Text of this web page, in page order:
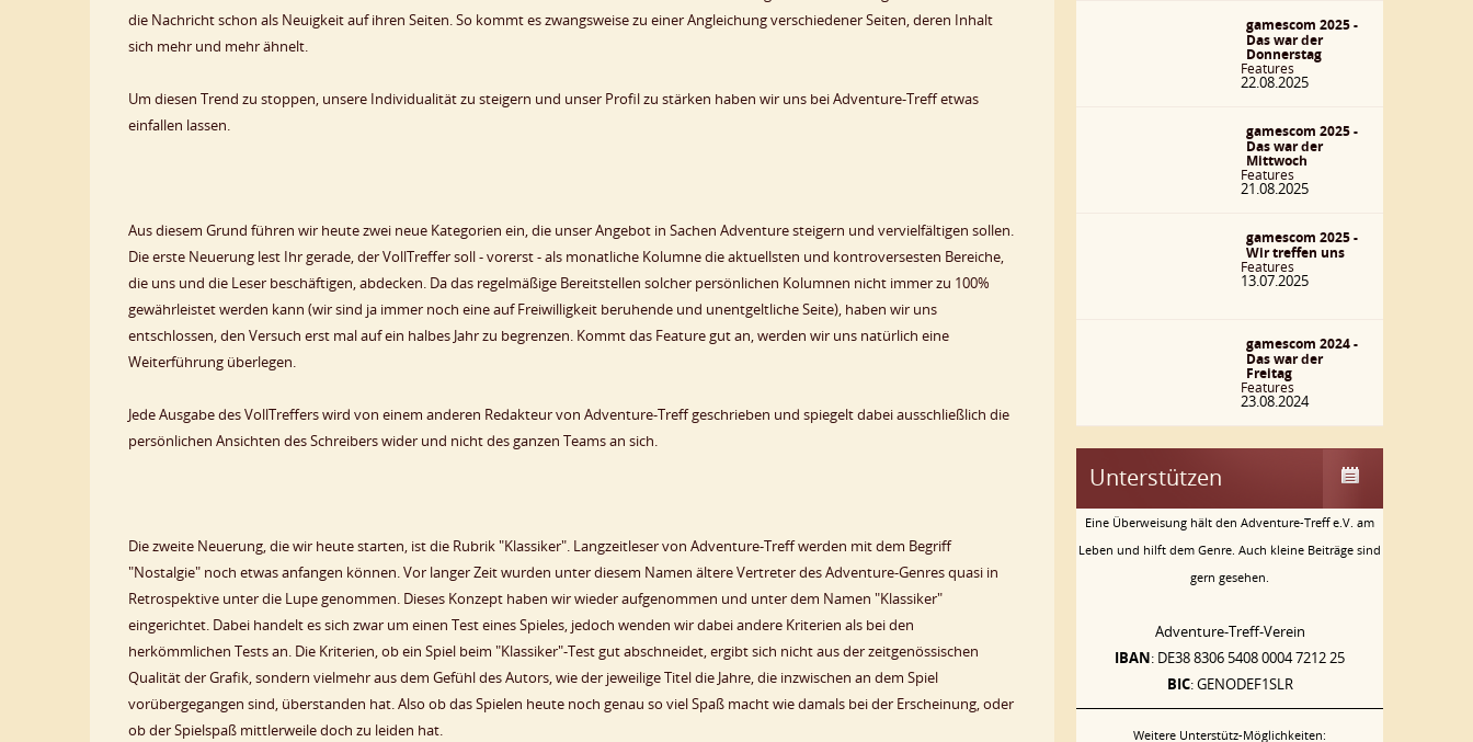
die Nachricht schon als Neuigkeit auf ihren Seiten. So kommt es zwangsweise zu einer Angleichung verschiedener Seiten, deren Inhalt
sich mehr und mehr ähnelt.
Um diesen Trend zu stoppen, unsere Individualität zu steigern und unser Profil zu stärken haben wir uns bei Adventure-Treff etwas
einfallen lassen.
Aus diesem Grund führen wir heute zwei neue Kategorien ein, die unser Angebot in Sachen Adventure steigern und vervielfältigen sollen.
Die erste Neuerung lest Ihr gerade, der VollTreffer soll - vorerst - als monatliche Kolumne die aktuellsten und kontroversesten Bereiche,
die uns und die Leser beschäftigen, abdecken. Da das regelmäßige Bereitstellen solcher persönlichen Kolumnen nicht immer zu 100%
gewährleistet werden kann (wir sind ja immer noch eine auf Freiwilligkeit beruhende und unentgeltliche Seite), haben wir uns
entschlossen, den Versuch erst mal auf ein halbes Jahr zu begrenzen. Kommt das Feature gut an, werden wir uns natürlich eine
Weiterführung überlegen.
Jede Ausgabe des VollTreffers wird von einem anderen Redakteur von Adventure-Treff geschrieben und spiegelt dabei ausschließlich die
persönlichen Ansichten des Schreibers wider und nicht des ganzen Teams an sich.
Die zweite Neuerung, die wir heute starten, ist die Rubrik "Klassiker". Langzeitleser von Adventure-Treff werden mit dem Begriff
"Nostalgie" noch etwas anfangen können. Vor langer Zeit wurden unter diesem Namen ältere Vertreter des Adventure-Genres quasi in
Retrospektive unter die Lupe genommen. Dieses Konzept haben wir wieder aufgenommen und unter dem Namen "Klassiker"
eingerichtet. Dabei handelt es sich zwar um einen Test eines Spieles, jedoch wenden wir dabei andere Kriterien als bei den
herkömmlichen Tests an. Die Kriterien, ob ein Spiel beim "Klassiker"-Test gut abschneidet, ergibt sich nicht aus der zeitgenössischen
Qualität der Grafik, sondern vielmehr aus dem Gefühl des Autors, wie der jeweilige Titel die Jahre, die inzwischen an dem Spiel
vorübergegangen sind, überstanden hat. Also ob das Spielen heute noch genau so viel Spaß macht wie damals bei der Erscheinung, oder
ob der Spielspaß mittlerweile doch zu leiden hat.
gamescom 2025 -
Das war der
Donnerstag
Features
22.08.2025
gamescom 2025 -
Das war der
Mittwoch
Features
21.08.2025
gamescom 2025 -
Wir treffen uns
Features
13.07.2025
gamescom 2024 -
Das war der
Freitag
Features
23.08.2024
Unterstützen
Eine Überweisung hält den Adventure-Treff e.V. am
Leben und hilft dem Genre. Auch kleine Beiträge sind
gern gesehen.
Adventure-Treff-Verein
IBAN: DE38 8306 5408 0004 7212 25
BIC: GENODEF1SLR
Weitere Unterstütz-Möglichkeiten: